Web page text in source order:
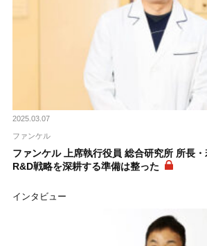
2025.03.07
ファンケル
ファンケル 上席執行役員 総合研究所 所長
R&D戦略を深耕する準備は整った
インタビュー